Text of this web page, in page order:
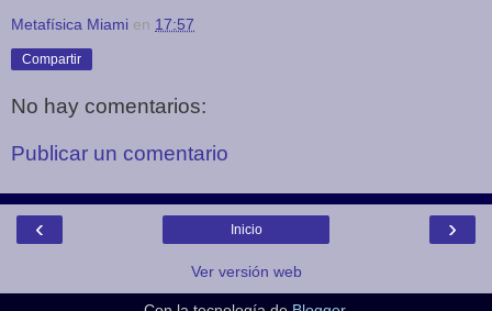
Metafísica Miami en 17:57
Compartir
No hay comentarios:
Publicar un comentario
‹ ›
Inicio
Ver versión web